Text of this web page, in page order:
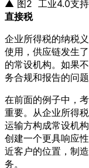
▲ 图2 工业4.0支持
直接税
企业所得税的纳税
使用，供应链发生
的常设机构。如果
务合规和报告的问题
在前面的例子中，
重要。从企业所得
运输方构成常设机
创建一个更具响应
近客户的位置，制
务。